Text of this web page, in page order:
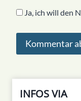
Ja, ich will den
INFOS VIA